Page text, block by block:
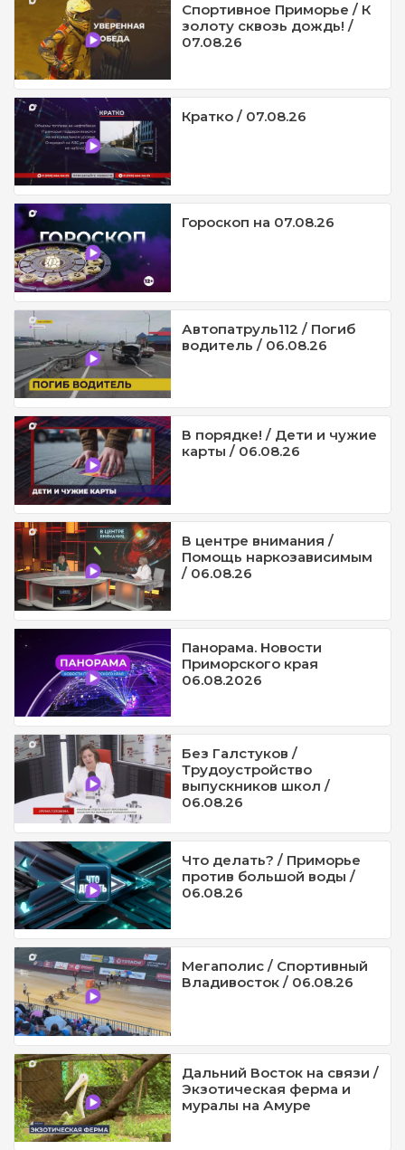
Спортивное Приморье / К
золоту сквозь дождь! /
07.08.26
Кратко / 07.08.26
Гороскоп на 07.08.26
Автопатруль112 / Погиб
водитель / 06.08.26
В порядке! / Дети и чужие
карты / 06.08.26
В центре внимания /
Помощь наркозависимым
/ 06.08.26
Панорама. Новости
Приморского края
06.08.2026
Без Галстуков /
Трудоустройство
выпускников школ /
06.08.26
Что делать? / Приморье
против большой воды /
06.08.26
Мегаполис / Спортивный
Владивосток / 06.08.26
Дальний Восток на связи /
Экзотическая ферма и
муралы на Амуре